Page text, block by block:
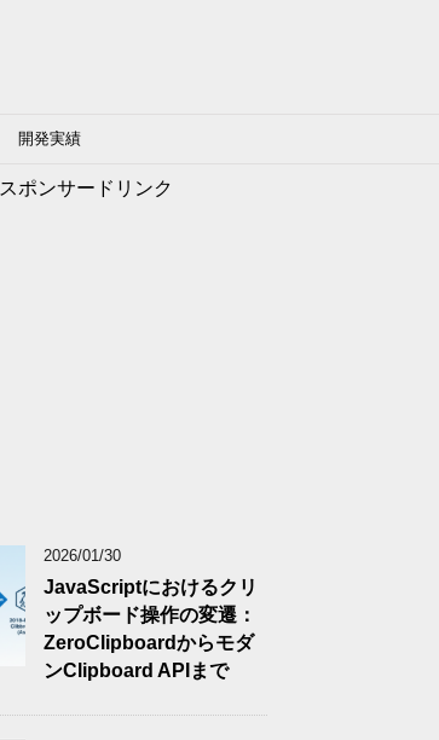
開発実績
スポンサードリンク
2026/01/30
JavaScriptにおけるクリ
ップボード操作の変遷：
ZeroClipboardからモダ
ンClipboard APIまで